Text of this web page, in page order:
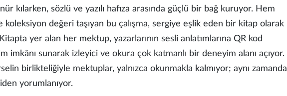
kılarken, sözlü ve yazılı hafıza arasında güçlü bir bağ kuruyor. Hem
koleksiyon değeri taşıyan bu çalışma, sergiye eşlik eden bir kitap olarak
yer alan her mektup, yazarlarının sesli anlatımlarına QR kod
imkânı sunarak izleyici ve okura çok katmanlı bir deneyim alanı açıyor.
birlikteliğiyle mektuplar, yalnızca okunmakla kalmıyor; aynı zamanda
yorumlanıyor.